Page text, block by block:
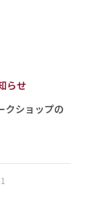
らせ
ショップの